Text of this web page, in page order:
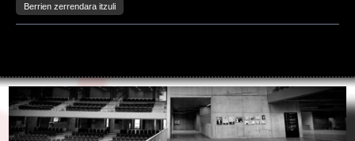
Berrien zerrendara itzuli